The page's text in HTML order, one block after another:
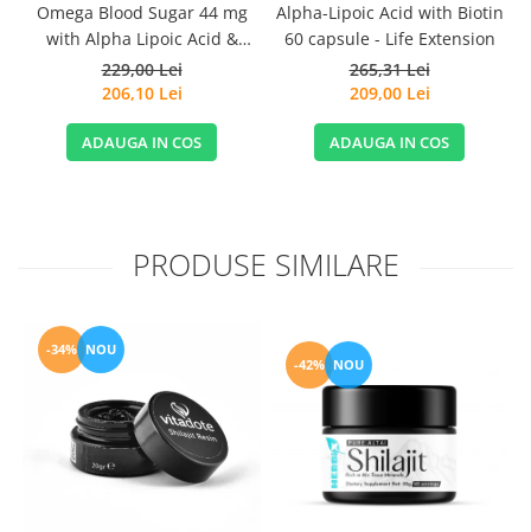
Omega Blood Sugar 44 mg
with Alpha Lipoic Acid &
Chromium 60 Soft Gels -
Nordic Naturals
229,00 Lei
206,10 Lei
ADAUGA IN COS
Alpha-Lipoic Acid with Biotin
60 capsule - Life Extension
265,31 Lei
209,00 Lei
ADAUGA IN COS
PRODUSE SIMILARE
-34% NOU
-42% NOU